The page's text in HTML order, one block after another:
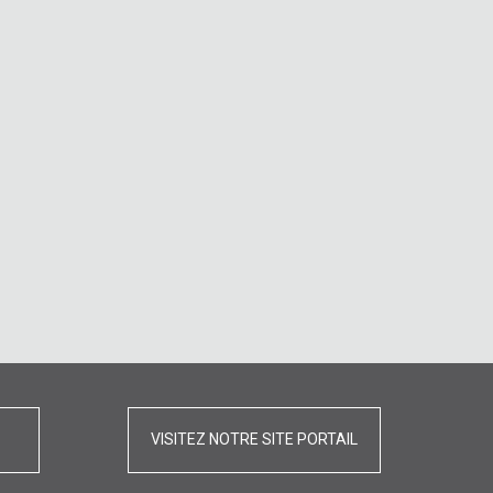
VISITEZ NOTRE SITE PORTAIL